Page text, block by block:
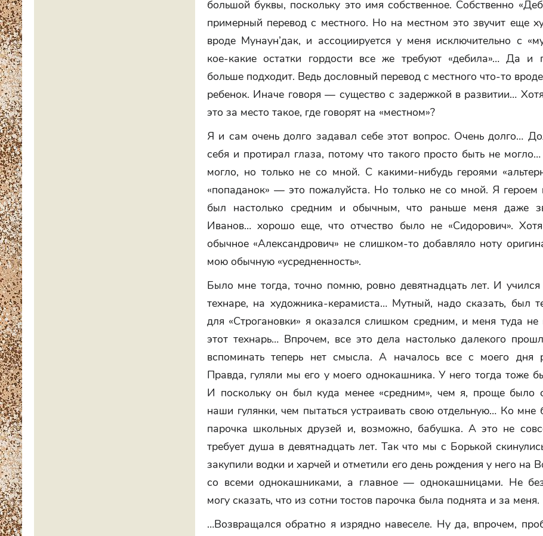
большой буквы, поскольку это имя собственное. Собственно
примерный перевод с местного. Но на местном это звучит еще
вроде Мунаун’дак, и ассоциируется у меня исключительно с
кое-какие остатки гордости все же требуют «дебила»… Да и
больше подходит. Ведь дословный перевод с местного что-то
ребенок. Иначе говоря — существо с задержкой в развитии…
это за место такое, где говорят на «местном»?
Я и сам очень долго задавал себе этот вопрос. Очень долго…
себя и протирал глаза, потому что такого просто быть не
могло, но только не со мной. С какими-нибудь героями
«попаданок» — это пожалуйста. Но только не со мной. Я
был настолько средним и обычным, что раньше меня даже
Иванов… хорошо еще, что отчество было не «Сидорович».
обычное «Александрович» не слишком-то добавляло ноту
мою обычную «усредненность».
Было мне тогда, точно помню, ровно девятнадцать лет. И
технаре, на художника-керамиста… Мутный, надо сказать, был
для «Строгановки» я оказался слишком средним, и меня туда
этот технарь… Впрочем, все это дела настолько далекого
вспоминать теперь нет смысла. А началось все с моего дня
Правда, гуляли мы его у моего однокашника. У него тогда тоже
И поскольку он был куда менее «средним», чем я, проще было
наши гулянки, чем пытаться устраивать свою отдельную… Ко
парочка школьных друзей и, возможно, бабушка. А это не
требует душа в девятнадцать лет. Так что мы с Борькой
закупили водки и харчей и отметили его день рождения у него на
со всеми однокашниками, а главное — однокашницами. Не
могу сказать, что из сотни тостов парочка была поднята и за меня.
…Возвращался обратно я изрядно навеселе. Ну да, впрочем,